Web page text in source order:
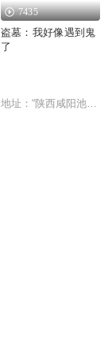
7435
盗墓：我好像遇到鬼
了